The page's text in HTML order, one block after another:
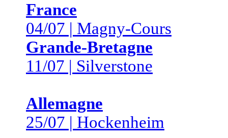
France
04/07 | Magny-Cours
Grande-Bretagne
11/07 | Silverstone
Allemagne
25/07 | Hockenheim